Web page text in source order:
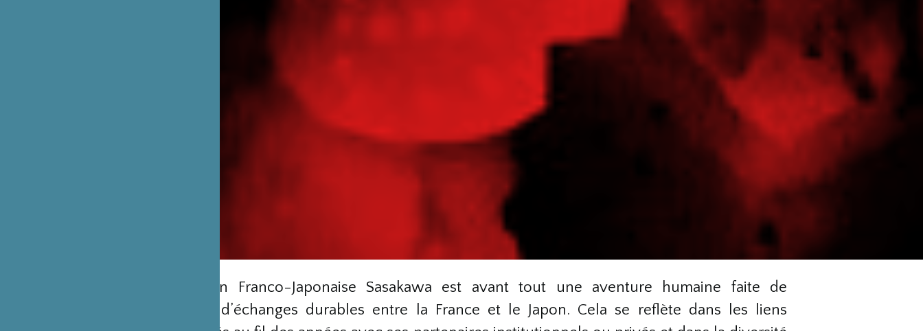
La Fondation Franco-Japonaise Sasakawa est avant tout une aventure humaine faite de
rencontres, d’échanges durables entre la France et le Japon. Cela se reflète dans les liens